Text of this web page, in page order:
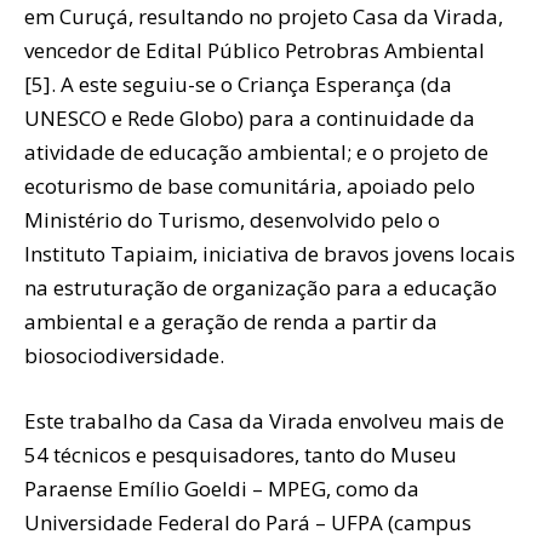
em Curuçá, resultando no projeto Casa da Virada,
vencedor de Edital Público Petrobras Ambiental
[5]. A este seguiu-se o Criança Esperança (da
UNESCO e Rede Globo) para a continuidade da
atividade de educação ambiental; e o projeto de
ecoturismo de base comunitária, apoiado pelo
Ministério do Turismo, desenvolvido pelo o
Instituto Tapiaim, iniciativa de bravos jovens locais
na estruturação de organização para a educação
ambiental e a geração de renda a partir da
biosociodiversidade.
Este trabalho da Casa da Virada envolveu mais de
54 técnicos e pesquisadores, tanto do Museu
Paraense Emílio Goeldi – MPEG, como da
Universidade Federal do Pará – UFPA (campus